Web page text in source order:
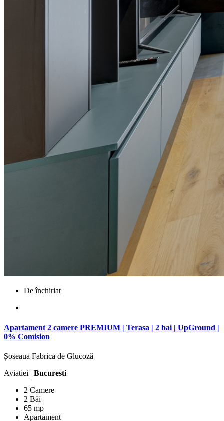
De închiriat
Apartament 2 camere PREMIUM | Terasa | 2 bai | UpGround |
0% Comision
Șoseaua Fabrica de Glucoză
Aviatiei | Bucuresti
2 Camere
2 Băi
65 mp
Apartament